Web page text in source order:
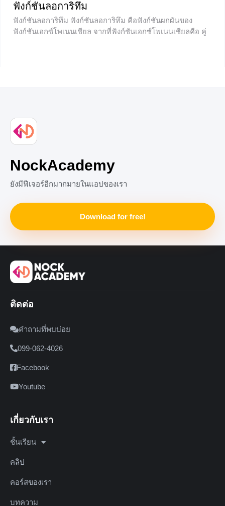
ฟังก์ชันลอการิทึม
ฟังก์ชันลอการิทึม ฟังก์ชันลอการิทึม คือฟังก์ชันผกผันของ
ฟังก์ชันเอกซ์โพเนนเชียล จากที่ฟังก์ชันเอกซ์โพเนนเชียลคือ คู่
NockAcademy
ยังมีฟีเจอร์อีกมากมายในแอปของเรา
Download for free!
ติดต่อ
คำถามที่พบบ่อย
099-062-4026
Facebook
Youtube
เกี่ยวกับเรา
ชั้นเรียน
คลิป
คอร์สของเรา
บทความ